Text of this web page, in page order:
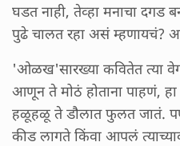
घडत नाही, तेव्हा मनाचा दगड
पुढे चालत रहा असं म्हणायचं?
'ओळख'सारख्या कवितेत त्या
आणून ते मोठं होताना पाहणं,
हळूहळू ते डौलात फुलत जातं.
कीड लागते किंवा आपलं